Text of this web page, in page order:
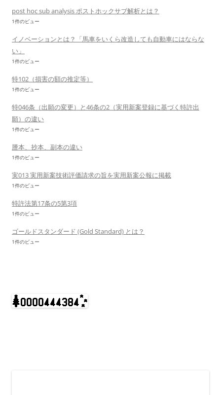
post hoc sub analysis ポストホックサブ解析とは？
1件のビュー
イノベーションとは？「馬車をいくら改造しても自動車にはならな
い」
1件のビュー
特102（損害の額の推定等）
1件のビュー
特046条（出願の変更）と46条の2（実用新案登録に基づく特許出
願）の違い
1件のビュー
謄本、抄本、副本の違い
1件のビュー
実013 実用新案技術評価請求の旨を実用新案公報に掲載
1件のビュー
特許法第17条の5第3項
1件のビュー
ゴールドスタンダード (Gold Standard) とは？
1件のビュー